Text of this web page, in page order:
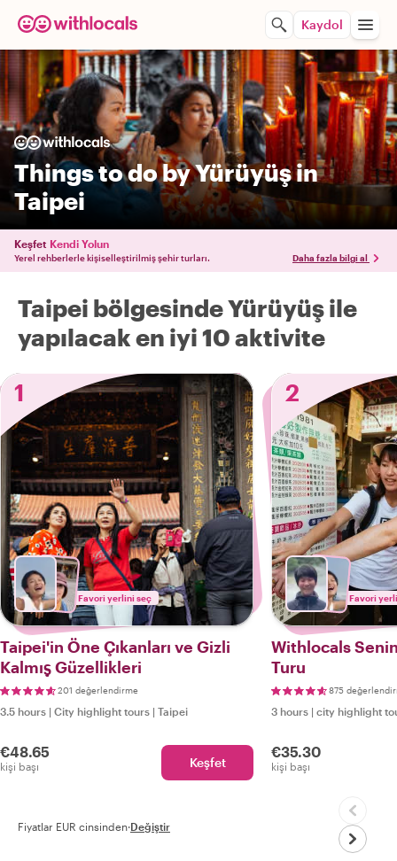
Kaydol
Things to do by Yürüyüş in
Taipei
Keşfet Kendi Yolun
Yerel rehberlerle kişiselleştirilmiş şehir turları. Daha fazla bilgi al
Taipei bölgesinde Yürüyüş ile
yapılacak en iyi 10 aktivite
1
Favori yerlini seç
Taipei'in Öne Çıkanları ve Gizli
Kalmış Güzellikleri
201 değerlendirme
3.5 hours | City highlight tours | Taipei
€48.65
kişi başı Keşfet
2
Favori
Withlocals
Turu
875
3 hours | city highlight
€35.30
kişi başı
Fiyatlar EUR cinsinden·Değiştir